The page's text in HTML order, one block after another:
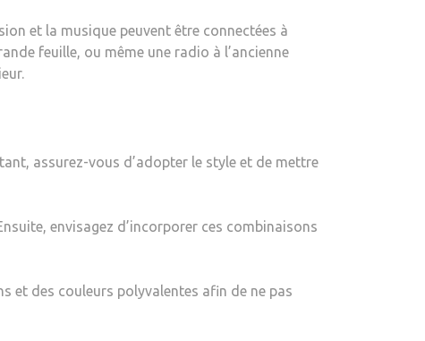
et la musique peuvent être connectées à
feuille, ou même une radio à l’ancienne
assurez-vous d’adopter le style et de mettre
envisagez d’incorporer ces combinaisons
et des couleurs polyvalentes afin de ne pas